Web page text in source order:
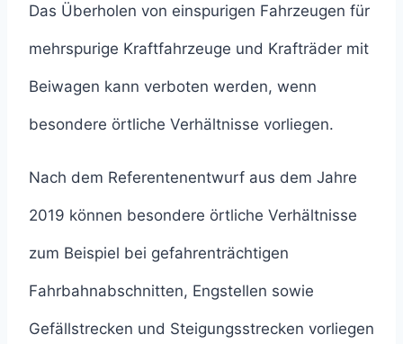
Das Überholen von einspurigen Fahrzeugen für
mehrspurige Kraftfahrzeuge und Krafträder mit
Beiwagen kann verboten werden, wenn
besondere örtliche Verhältnisse vorliegen.
Nach dem Referentenentwurf aus dem Jahre
2019 können besondere örtliche Verhältnisse
zum Beispiel bei gefahrenträchtigen
Fahrbahnabschnitten, Engstellen sowie
Gefällstrecken und Steigungsstrecken vorliegen